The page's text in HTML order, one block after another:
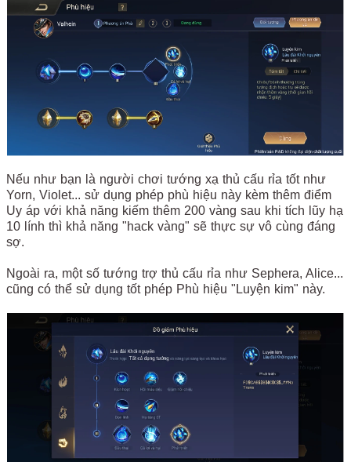
Nếu như bạn là người chơi tướng xạ thủ cấu rỉa tốt như
Yorn, Violet... sử dụng phép phù hiệu này kèm thêm điểm
Uy áp với khả năng kiếm thêm 200 vàng sau khi tích lũy hạ
10 lính thì khả năng "hack vàng" sẽ thực sự vô cùng đáng
sợ.
Ngoài ra, một số tướng trợ thủ cấu rỉa như Sephera, Alice...
cũng có thể sử dụng tốt phép Phù hiệu "Luyện kim" này.